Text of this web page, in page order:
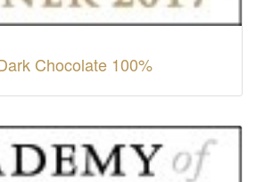
Chocolate 100%